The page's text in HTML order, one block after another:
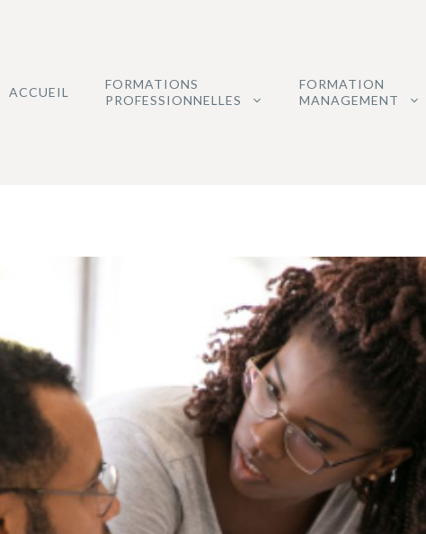
ACCUEIL
FORMATIONS
PROFESSIONNELLES
FORMATION
MANAGEMENT